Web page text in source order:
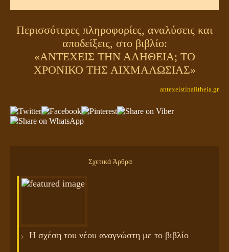
Περισσότερες πληροφορίες, αναλύσεις και
αποδείξεις, στο βιβλίο:
«ΑΝΤΕΧΕΙΣ ΤΗΝ ΑΛΗΘΕΙΑ; ΤΟ
ΧΡΟΝΙΚΟ ΤΗΣ ΑΙΧΜΑΛΩΣΙΑΣ»
antexeistinalitheia.gr
Σχετικά Άρθρα
Η σχέση του νέου αναγνώστη με το βιβλίο